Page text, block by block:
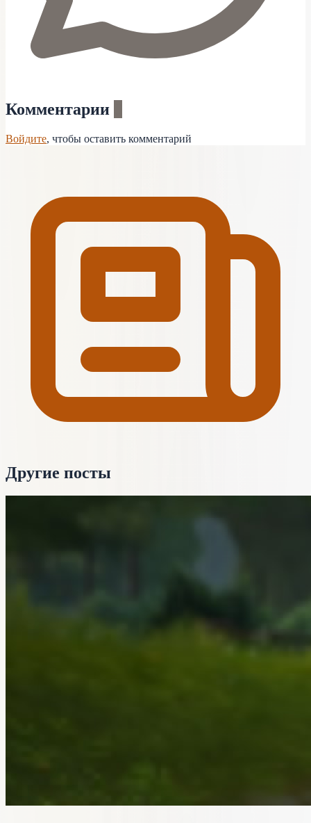
Комментарии
Войдите, чтобы оставить комментарий
Другие посты